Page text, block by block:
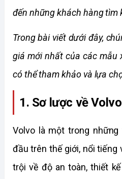
đến những khách hàng tìm
Trong bài viết dưới đây,
giá mới nhất của các mẫu
có thể tham khảo và lựa
1. Sơ lược về Volvo
Volvo là một trong
đầu trên thế giới, nổi
trội về độ an toàn, thiết